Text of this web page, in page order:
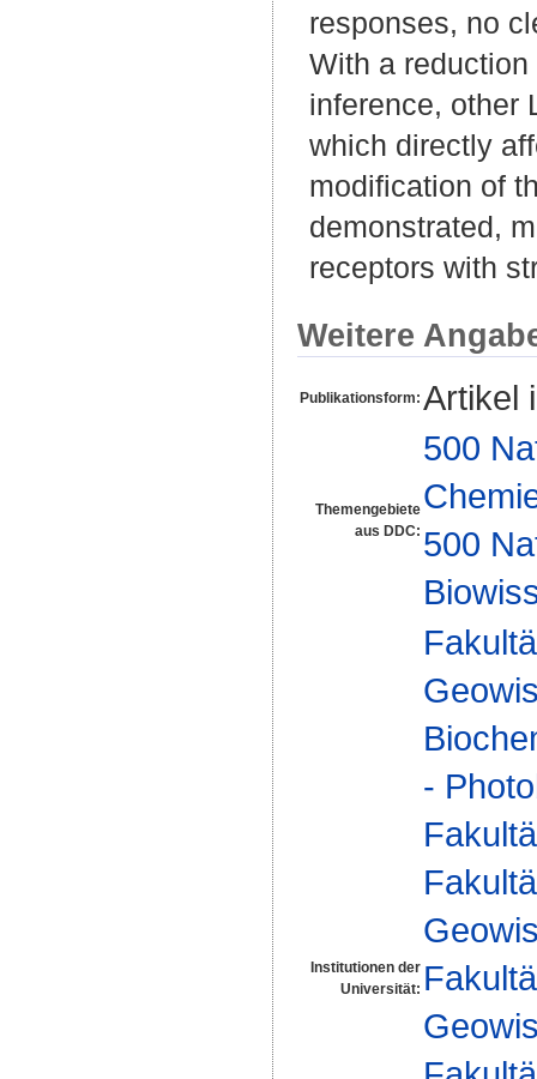
responses, no
With a
inference, other
which directly
modification of
demonstrated,
receptors with
Weitere
Publikationsform: Artikel
Themengebiete
aus DDC:
500
500
Institutionen der
Universität:
-